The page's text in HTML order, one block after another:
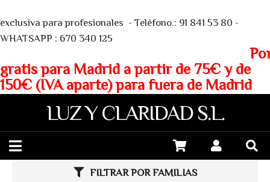
exclusiva para profesionales - Teléfono.: 91 841 53 80 -
WHATSAPP : 670 340 125
gratis para Madrid a partir de 75€ y de
150€ (IVA aparte) para fuera de Madrid
LUZ Y CLARIDAD S.L.
FILTRAR POR FAMILIAS